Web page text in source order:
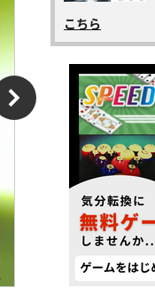
こちら